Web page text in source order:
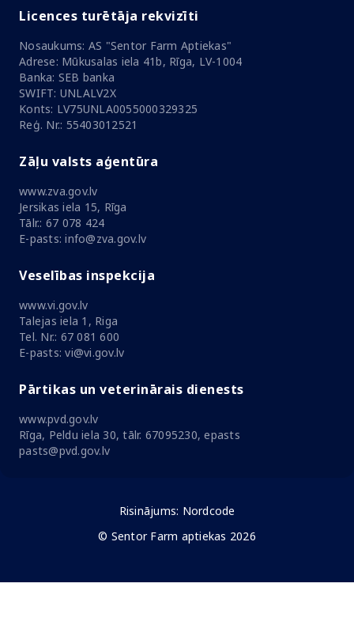
Licences turētāja rekvizīti
Nosaukums: AS "Sentor Farm Aptiekas"
Adrese: Mūkusalas iela 41b, Rīga, LV-1004
Banka: SEB banka
SWIFT: UNLALV2X
Konts: LV75UNLA0055000329325
Reģ. Nr.: 55403012521
Zāļu valsts aģentūra
www.zva.gov.lv
Jersikas iela 15, Rīga
Tālr.: 67 078 424
E-pasts: info@zva.gov.lv
Veselības inspekcija
www.vi.gov.lv
Talejas iela 1, Riga
Tel. Nr.: 67 081 600
E-pasts: vi@vi.gov.lv
Pārtikas un veterinārais dienests
www.pvd.gov.lv
Rīga, Peldu iela 30, tālr. 67095230, epasts
pasts@pvd.gov.lv
Risinājums: Nordcode
© Sentor Farm aptiekas 2026